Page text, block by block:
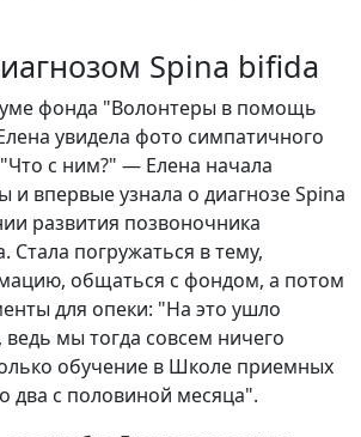
Spina bifida
фонда "Волонтеры в помощь
увидела фото симпатичного
с ним?" — Елена начала
и впервые узнала о диагнозе Spina
развития позвоночника
Стала погружаться в тему,
общаться с фондом, а потом
для опеки: "На это ушло
мы тогда совсем ничего
обучение в Школе приемных
два с половиной месяца".